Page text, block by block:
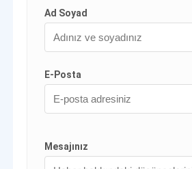
Ad Soyad
E-Posta
Mesajınız